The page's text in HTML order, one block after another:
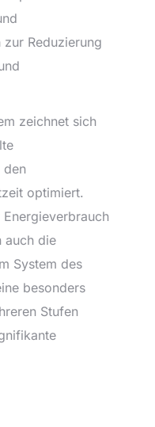
Reduzierung
zeichnet sich
den
optimiert.
auch die
System des
besonders
Stufen